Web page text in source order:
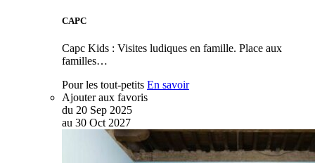
CAPC
Capc Kids : Visites ludiques en famille. Place aux
familles…
Pour les tout-petits En savoir
Ajouter aux favoris
du 20 Sep 2025
au 30 Oct 2027